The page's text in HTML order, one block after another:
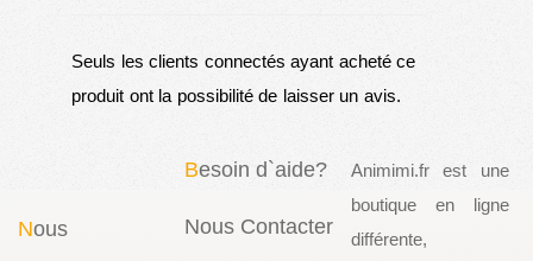
Seuls les clients connectés ayant acheté ce
produit ont la possibilité de laisser un avis.
Nous
Besoin d`aide?
Nous Contacter
Animimi.fr est une
boutique en ligne
différente,